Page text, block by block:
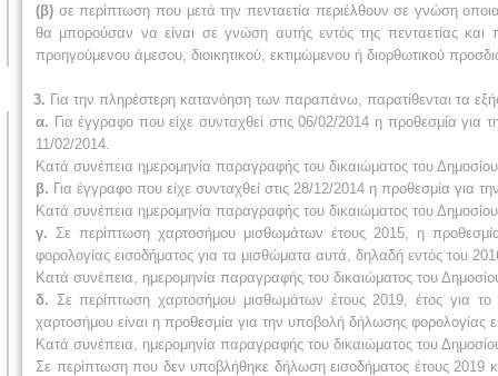
(β) σε περίπτωση που μετά την πενταετία περιέλθουν σε γνώση
θα μπορούσαν να είναι σε γνώση αυτής εντός της πενταετίας και
προηγούμενου άμεσου, διοικητικού, εκτιμώμενου ή διορθωτικού
3. Για την πληρέστερη κατανόηση των παραπάνω, παρατίθενται τα
α. Για έγγραφο που είχε συνταχθεί στις 06/02/2014 η προθεσμία
11/02/2014.
Κατά συνέπεια ημερομηνία παραγραφής του δικαιώματος του
β. Για έγγραφο που είχε συνταχθεί στις 28/12/2014 η προθεσμία για
Κατά συνέπεια ημερομηνία παραγραφής του δικαιώματος του
γ. Σε περίπτωση χαρτοσήμου μισθωμάτων έτους 2015, η
φορολογίας εισοδήματος για τα μισθώματα αυτά, δηλαδή εντός του
Κατά συνέπεια, ημερομηνία παραγραφής του δικαιώματος του
δ. Σε περίπτωση χαρτοσήμου μισθωμάτων έτους 2019, έτος για
χαρτοσήμου είναι η προθεσμία για την υποβολή δήλωσης φορολογίας
Κατά συνέπεια, ημερομηνία παραγραφής του δικαιώματος του
Σε περίπτωση που δεν υποβλήθηκε δήλωση εισοδήματος έτους